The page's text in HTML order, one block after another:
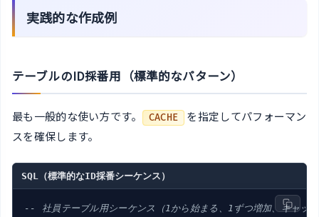
実践的な作成例
テーブルのID採番用（標準的なパターン）
最も一般的な使い方です。 CACHE
を指定してパフォーマン
スを確保します。
SQL（標準的なID採番シーケンス）
-- 社員テーブル用シーケンス（1から始まる、1ずつ増加、キャッ